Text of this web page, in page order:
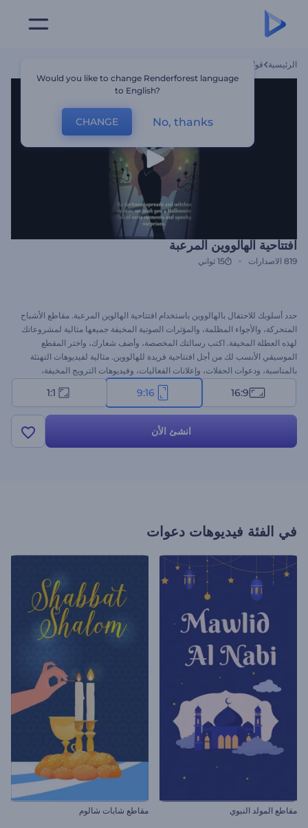
الرئيسية قوالب
افتتاحية الهالووين المرعبة
819 الاصدارات 15 ثواني
حدد أسلوبك للاحتفال بالهالووين باستخدام افتتاحية الهالوين المرعبة. مقاطع الأشباح
المتحركة، والأجواء المظلمة، والمؤثرات الصوتية المخيفة جميعها مثالية لمشروعاتك
لهذه العطلة المخيفة. اكتب رسالتك المخصصة، وأضف شعارك، واختر المقطع
الموسيقي الأنسب لك من أجل افتتاحية فريدة للهالووين. مثالية لفيديوهات التهنئة
بالمناسبة، ودعوات الحفلات، وإعلانات الفعاليات، وفيديوهات الترويج المخيفة،
16:9
9:16
1:1
انشئ الأن
في الفئة فيديوهات دعوات
مقاطع المولد النبوي مقاطع شابات شالوم
Would you like to change Renderforest language
to English?
CHANGE No, thanks